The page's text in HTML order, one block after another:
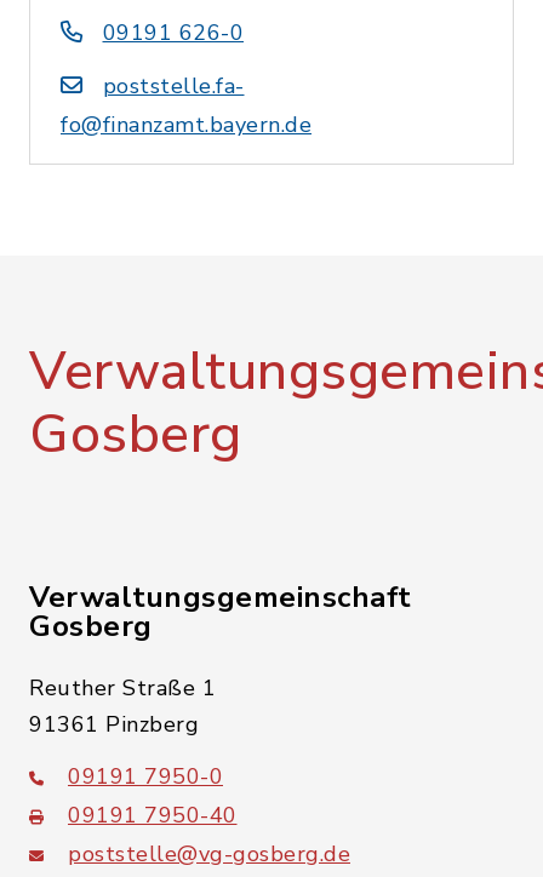
09191 626-0
poststelle.fa-
fo@finanzamt.bayern.de
Gosberg
Verwaltungsgemeinschaft
Gosberg
Reuther Straße 1
91361 Pinzberg
09191 7950-0
09191 7950-40
poststelle@vg-gosberg.de